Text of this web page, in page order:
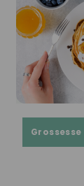
Grossesse